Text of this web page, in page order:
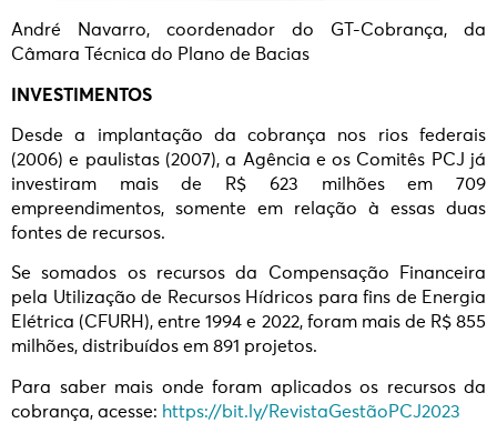
André Navarro, coordenador do GT-Cobrança, da
Câmara Técnica do Plano de Bacias
INVESTIMENTOS
Desde a implantação da cobrança nos rios federais
(2006) e paulistas (2007), a Agência e os Comitês PCJ já
investiram mais de R$ 623 milhões em 709
empreendimentos, somente em relação à essas duas
fontes de recursos.
Se somados os recursos da Compensação Financeira
pela Utilização de Recursos Hídricos para fins de Energia
Elétrica (CFURH), entre 1994 e 2022, foram mais de R$ 855
milhões, distribuídos em 891 projetos.
Para saber mais onde foram aplicados os recursos da
cobrança, acesse: https://bit.ly/RevistaGestãoPCJ2023